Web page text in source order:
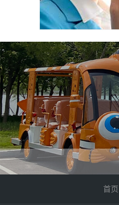
武汉洪山 181****9352
湖北黄冈 131****3172
武汉武昌
湖北孝感
湖北十堰
湖北武汉 首页